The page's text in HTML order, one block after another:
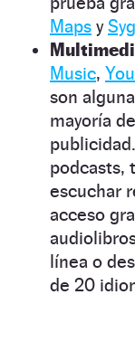
Maps y
Music,
son
mayoría
podcasts,
escuchar
acceso
línea o
de 20